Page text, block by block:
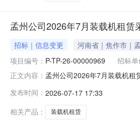
孟州公司2026年7月装载机租赁
招标｜信息变更 河南省｜焦作市｜
项目编号： P-TP-26-00000969 招标单
正文内容： 孟州公司2026年7月装载机租
八、竞谈方式：公开竞争性
发布时间： 2026-07-17 17:33
相关产品：
装载机租赁